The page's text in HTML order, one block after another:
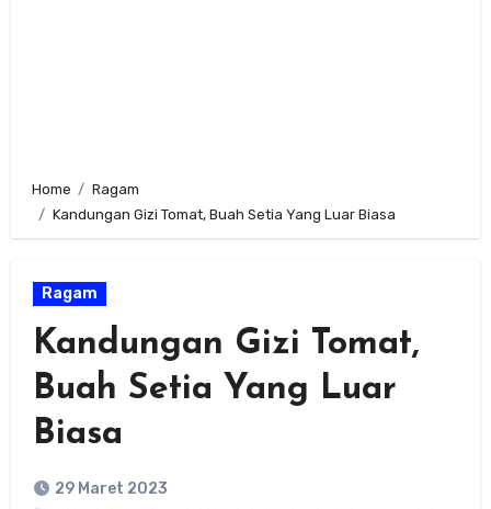
Home
Ragam
Kandungan Gizi Tomat, Buah Setia Yang Luar Biasa
Ragam
Kandungan Gizi Tomat,
Buah Setia Yang Luar
Biasa
29 Maret 2023